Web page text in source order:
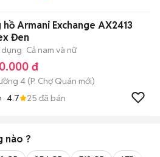
Armani Exchange AX2413
Đen
Cả nam và nữ
đ
4 (P. Chợ Quán mới)
4.7 25 đã bán
nào ?